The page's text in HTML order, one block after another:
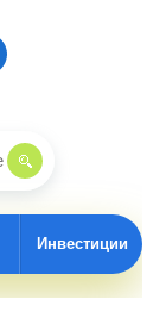
Инвестиции